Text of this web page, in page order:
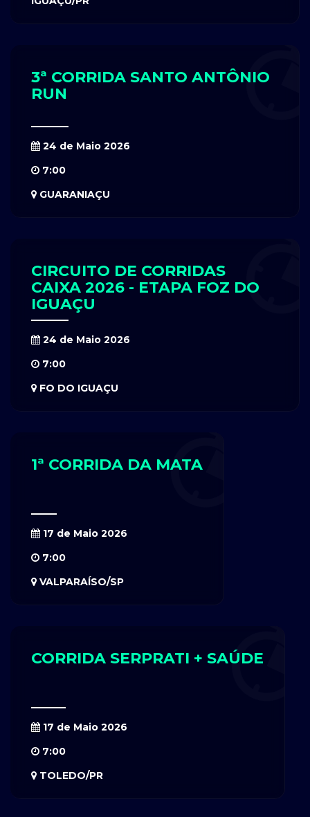
3ª CORRIDA SANTO ANTÔNIO
RUN
24 de Maio 2026
7:00
GUARANIAÇU
CIRCUITO DE CORRIDAS
CAIXA 2026 - ETAPA FOZ DO
IGUAÇU
24 de Maio 2026
7:00
FO DO IGUAÇU
1ª CORRIDA DA MATA
17 de Maio 2026
7:00
VALPARAÍSO/SP
CORRIDA SERPRATI + SAÚDE
17 de Maio 2026
7:00
TOLEDO/PR